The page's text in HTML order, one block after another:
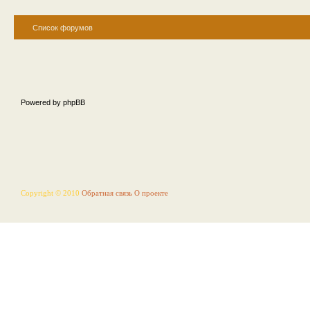
Список форумов
Powered by phpBB
Copyright © 2010 Обратная связь О проекте